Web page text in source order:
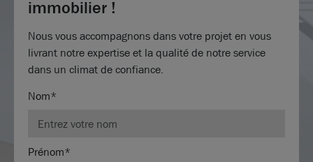
immobilier !
Nous vous accompagnons dans votre projet en vous
livrant notre expertise et la qualité de notre service
dans un climat de confiance.
Nom*
Prénom*